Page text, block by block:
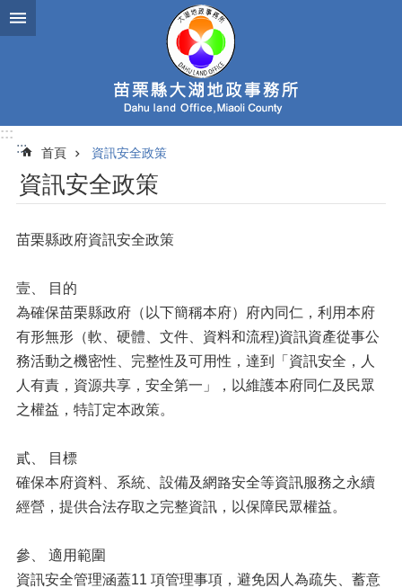
跳到主要內容區塊
:::
:::
首頁 資訊安全政策
資訊安全政策
苗栗縣政府資訊安全政策
壹、 目的
為確保苗栗縣政府（以下簡稱本府）府內同仁，利用本府
有形無形（軟、硬體、文件、資料和流程)資訊資產從事公
務活動之機密性、完整性及可用性，達到「資訊安全，人
人有責，資源共享，安全第一」，以維護本府同仁及民眾
之權益，特訂定本政策。
貳、 目標
確保本府資料、系統、設備及網路安全等資訊服務之永續
經營，提供合法存取之完整資訊，以保障民眾權益。
參、 適用範圍
資訊安全管理涵蓋11 項管理事項，避免因人為疏失、蓄意